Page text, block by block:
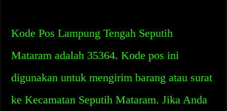
Kode Pos Lampung Tengah Seputih
Mataram adalah 35364. Kode pos ini
digunakan untuk mengirim barang atau surat
ke Kecamatan Seputih Mataram. Jika Anda